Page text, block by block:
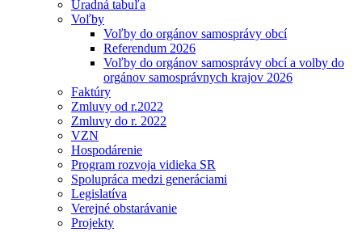
Úradná tabuľa
Voľby
Voľby do orgánov samosprávy obcí
Referendum 2026
Voľby do orgánov samosprávy obcí a volby do
orgánov samosprávnych krajov 2026
Faktúry
Zmluvy od r.2022
Zmluvy do r. 2022
VZN
Hospodárenie
Program rozvoja vidieka SR
Spolupráca medzi generáciami
Legislatíva
Verejné obstarávanie
Projekty